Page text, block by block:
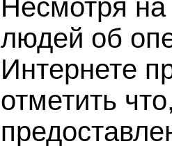
Несмотря
людей об
Интернете
отметить